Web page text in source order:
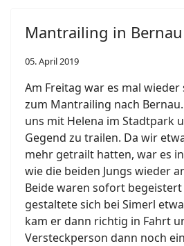
Mantrailing in Bernau
05. April 2019
Am Freitag war es mal wieder
zum Mantrailing nach
uns mit Helena im Stadtpark
Gegend zu trailen. Da wir
mehr getrailt hatten, war es
wie die beiden Jungs wieder
Beide waren sofort
gestaltete sich bei Simerl
kam er dann richtig in Fahrt
Versteckperson dann noch